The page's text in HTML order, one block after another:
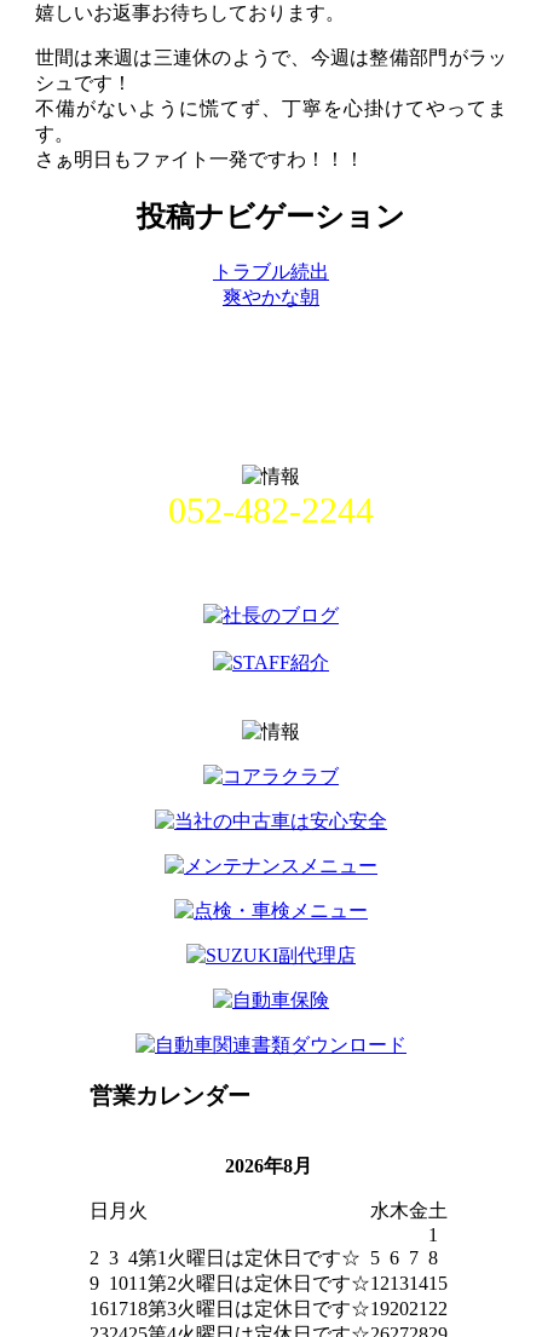
嬉しいお返事お待ちしております。
世間は来週は三連休のようで、今週は整備部門がラッ
シュです！
不備がないように慌てず、丁寧を心掛けてやってま
す。
さぁ明日もファイト一発ですわ！！！
投稿ナビゲーション
トラブル続出
爽やかな朝
052-482-2244
営業カレンダー
2026年8月
日 月 火 水木金土
1
2 3 4第1火曜日は定休日です☆ 5 6 7 8
9 1011第2火曜日は定休日です☆12131415
161718第3火曜日は定休日です☆192021 22